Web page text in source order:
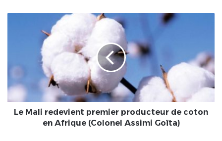
de
en
Afrique
(Colonel
Le Mali redevient premier producteur de coton
en Afrique (Colonel Assimi Goïta)